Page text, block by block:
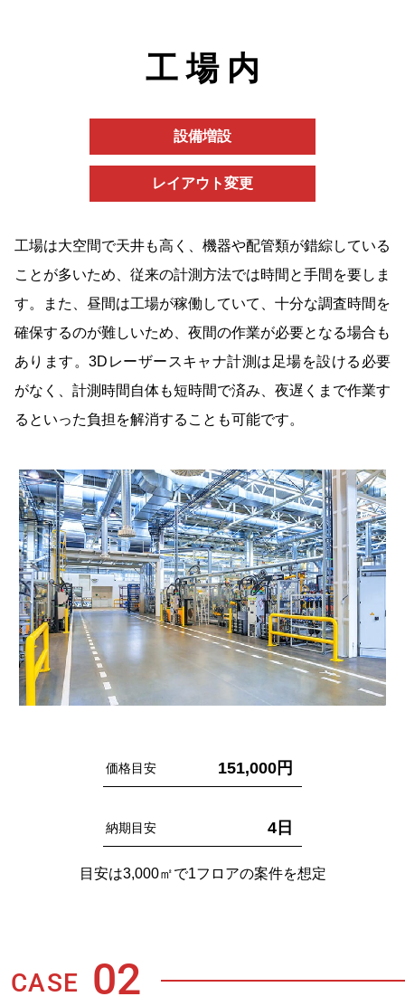
工 場 内
設備増設
レイアウト変更
工場は大空間で天井も高く、機器や配管類が錯綜している
ことが多いため、従来の計測方法では時間と手間を要しま
す。また、昼間は工場が稼働していて、十分な調査時間を
確保するのが難しいため、夜間の作業が必要となる場合も
あります。3Dレーザースキャナ計測は足場を設ける必要
がなく、計測時間自体も短時間で済み、夜遅くまで作業す
るといった負担を解消することも可能です。
価格目安 151,000円
納期目安 4日
目安は3,000㎡で1フロアの案件を想定
CASE 02